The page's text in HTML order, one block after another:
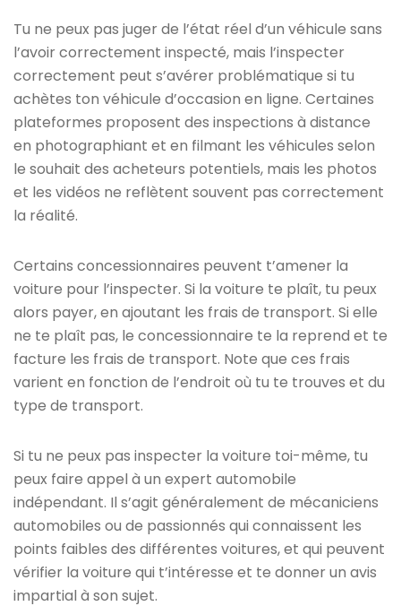
Tu ne peux pas juger de l’état réel d’un véhicule sans
l’avoir correctement inspecté, mais l’inspecter
correctement peut s’avérer problématique si tu
achètes ton véhicule d’occasion en ligne. Certaines
plateformes proposent des inspections à distance
en photographiant et en filmant les véhicules selon
le souhait des acheteurs potentiels, mais les photos
et les vidéos ne reflètent souvent pas correctement
la réalité.
Certains concessionnaires peuvent t’amener la
voiture pour l’inspecter. Si la voiture te plaît, tu peux
alors payer, en ajoutant les frais de transport. Si elle
ne te plaît pas, le concessionnaire te la reprend et te
facture les frais de transport. Note que ces frais
varient en fonction de l’endroit où tu te trouves et du
type de transport.
Si tu ne peux pas inspecter la voiture toi-même, tu
peux faire appel à un expert automobile
indépendant. Il s’agit généralement de mécaniciens
automobiles ou de passionnés qui connaissent les
points faibles des différentes voitures, et qui peuvent
vérifier la voiture qui t’intéresse et te donner un avis
impartial à son sujet.